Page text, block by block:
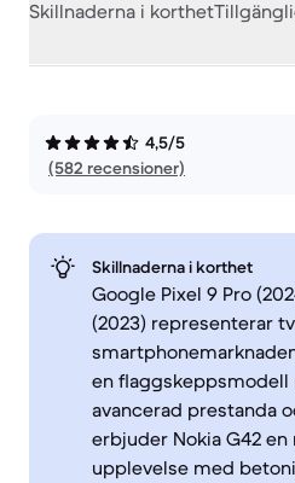
Skillnaderna i korthet
4,5/5
(582 recensioner)
Skillnaderna i korthet
Google Pixel 9 Pro
(2023) representerar
en flaggskeppsmodell
avancerad prestanda
erbjuder Nokia G42
upplevelse med